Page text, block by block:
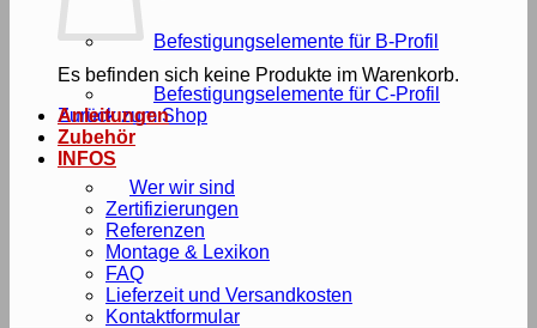
Es befinden sich keine Produkte im Warenkorb.
Zurück zum Shop
Befestigungselemente für B-Profil
Befestigungselemente für C-Profil
Anleitungen
Zubehör
INFOS
Wer wir sind
Zertifizierungen
Referenzen
Montage & Lexikon
FAQ
Lieferzeit und Versandkosten
Kontaktformular